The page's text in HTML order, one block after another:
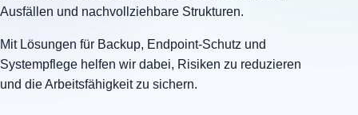
Ausfällen und nachvollziehbare Strukturen.
Mit Lösungen für Backup, Endpoint-Schutz und
Systempflege helfen wir dabei, Risiken zu reduzieren
und die Arbeitsfähigkeit zu sichern.